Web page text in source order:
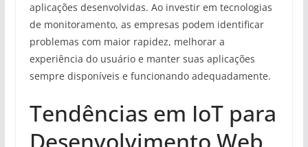
aplicações desenvolvidas. Ao investir em tecnologias
de monitoramento, as empresas podem identificar
problemas com maior rapidez, melhorar a
experiência do usuário e manter suas aplicações
sempre disponíveis e funcionando adequadamente.
Tendências em IoT para